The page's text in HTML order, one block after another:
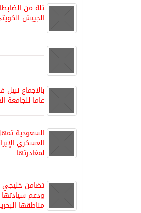
مدينة
كسوة
“سبيس إكس” تطلق 24 قمرًا
ثلة من
الجييش
بالاجماع
عاما للجامعة
السعودية
لمغادرتها
تضامن خليجي
ودعم
مناطقها